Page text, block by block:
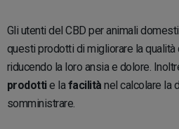
Gli utenti del CBD per animali
questi prodotti di migliorare la qualità
riducendo la loro ansia e dolore.
prodottie lafacilità nel calcolare la
somministrare.